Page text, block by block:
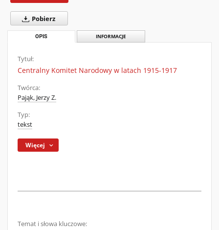
Pobierz
OPIS INFORMACJE
Tytuł:
Centralny Komitet Narodowy w latach 1915-1917
Twórca:
Pająk, Jerzy Z.
Typ:
tekst
Więcej
Temat i słowa kluczowe: